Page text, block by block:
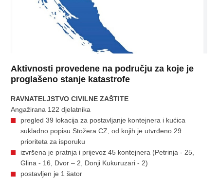
Aktivnosti provedene na području za koje je
proglašeno stanje katastrofe
RAVNATELJSTVO CIVILNE ZAŠTITE
Angažirana 122 djelatnika
pregled 39 lokacija za postavljanje kontejnera i kućica
sukladno popisu Stožera CZ, od kojih je utvrđeno 29
prioriteta za isporuku
izvršena je pratnja i prijevoz 45 kontejnera (Petrinja - 25,
Glina - 16, Dvor – 2, Donji Kukuruzari - 2)
postavljen je 1 šator